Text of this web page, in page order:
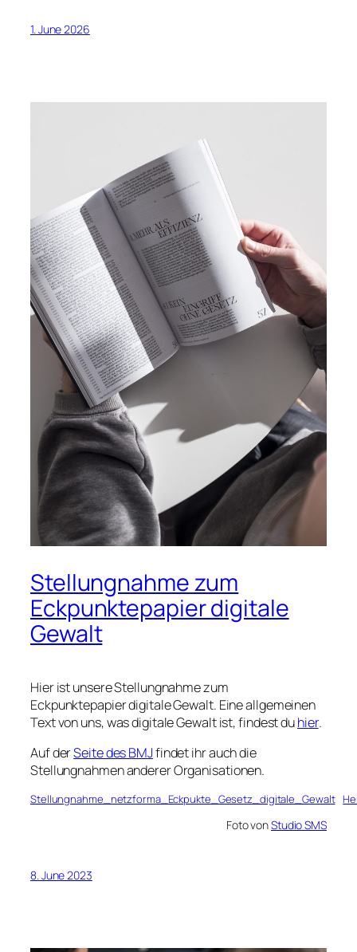
1. June 2026
Stellungnahme zum
Eckpunktepapier digitale
Gewalt
Hier ist unsere Stellungnahme zum
Eckpunktepapier digitale Gewalt. Eine allgemeinen
Text von uns, was digitale Gewalt ist, findest duhier.
Auf derSeite des BMJfindet ihr auch die
Stellungnahmen anderer Organisationen.
Stellungnahme_netzforma_Eckpukte_Gesetz_digitale_Gewalt
Foto vonStudio SMS
8. June 2023